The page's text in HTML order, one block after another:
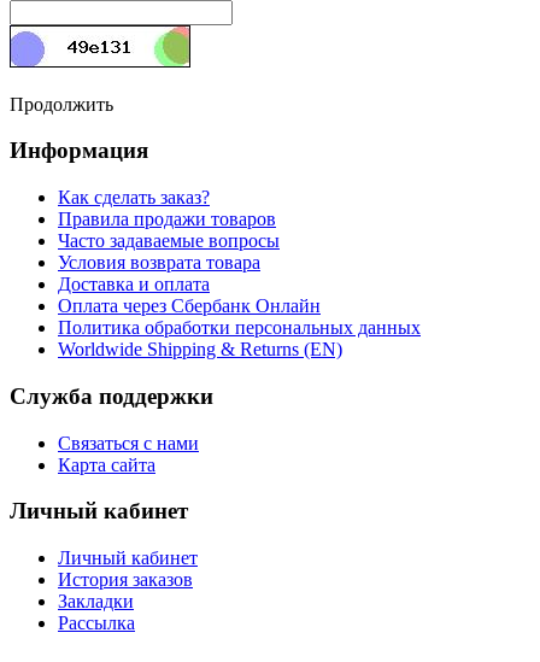
Продолжить
Информация
Как сделать заказ?
Правила продажи товаров
Часто задаваемые вопросы
Условия возврата товара
Доставка и оплата
Оплата через Сбербанк Онлайн
Политика обработки персональных данных
Worldwide Shipping & Returns (EN)
Служба поддержки
Связаться с нами
Карта сайта
Личный кабинет
Личный кабинет
История заказов
Закладки
Рассылка